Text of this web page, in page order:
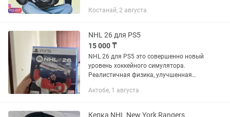
Виртуальная реальность Meta Quest 3
Костанай, 2 августа
NHL 26 для PS5
15 000 ₸
NHL 26 для PS5 это совершенно новый
уровень хоккейного симулятора.
Реалистичная физика, улучшенная
делают игру максимально
Продам...
Актобе, 1 августа
Кепка NHL New York Rangers